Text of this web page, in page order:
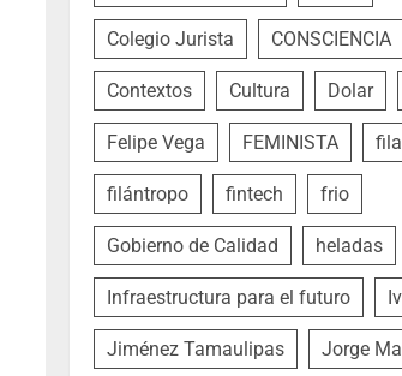
Colegio Jurista CONSCIENCIA
Contextos Cultura Dolar
Felipe Vega FEMINISTA
filántropo fintech frio
Gobierno de Calidad heladas
Infraestructura para el futuro
Jiménez Tamaulipas Jorge